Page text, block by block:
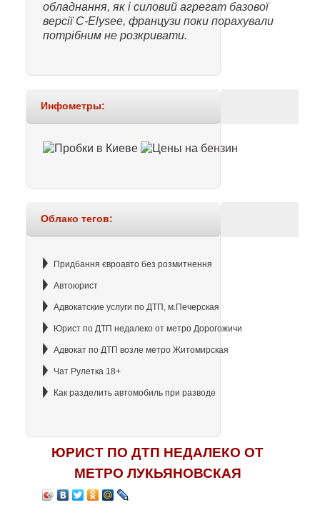
обладнання, як і силовий агрегат базової
версії C-Elysee, французи поки порахували
потрібним не розкривати.
Инфометры:
Облако тегов:
Придбання євроавто без розмитнення
Автоюрист
Адвокатские услуги по ДТП, м.Печерская
Юрист по ДТП недалеко от метро Дорогожичи
Адвокат по ДТП возле метро Житомирская
Чат Рулетка 18+
Как разделить автомобиль при разводе
ЮРИСТ ПО ДТП НЕДАЛЕКО ОТ
МЕТРО ЛУКЬЯНОВСКАЯ